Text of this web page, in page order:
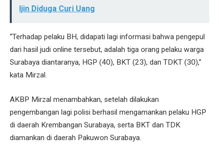
Ijin Diduga Curi Uang
“Terhadap pelaku BH, didapati lagi informasi bahwa pengepul
dari hasil judi online tersebut, adalah tiga orang pelaku warga
Surabaya diantaranya, HGP (40), BKT (23), dan TDKT (30),”
kata Mirzal.
AKBP Mirzal menambahkan, setelah dilakukan
pengembangan lagi polisi berhasil mengamankan pelaku HGP
di daerah Krembangan Surabaya, serta BKT dan TDK
diamankan di daerah Pakuwon Surabaya.